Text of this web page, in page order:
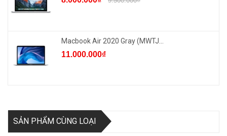
Macbook Air 2020 Gray (MWTJ...
11.000.000₫
SẢN PHẨM CÙNG LOẠI